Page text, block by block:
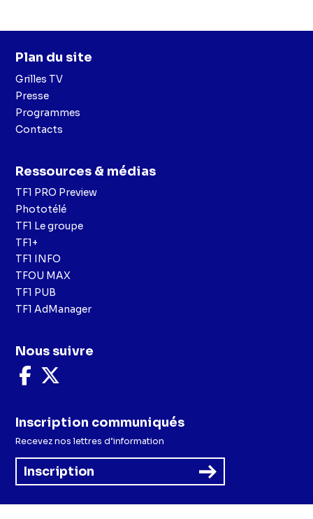
Plan du site
Grilles TV
Presse
Programmes
Contacts
Ressources & médias
TF1 PRO Preview
Phototélé
TF1 Le groupe
TF1+
TF1 INFO
TFOU MAX
TF1 PUB
TF1 AdManager
Nous suivre
Nous
suivre
Facebook
X
Inscription communiqués
Recevez nos lettres d’information
Inscription